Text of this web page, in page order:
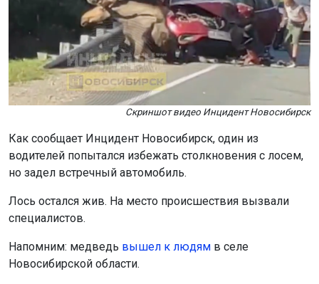
Скриншот видео Инцидент Новосибирск
Как сообщает Инцидент Новосибирск, один из
водителей попытался избежать столкновения с лосем,
но задел встречный автомобиль.
Лось остался жив. На место происшествия вызвали
специалистов.
Напомним: медведь вышел к людям в селе
Новосибирской области.